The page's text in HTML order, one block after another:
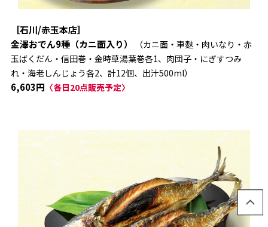
［石川/赤玉本店］
金澤おでん9種（カニ面入り）
（カニ面・車麩・肉いなり・赤
玉ばくだん・信田巻・金時草湯葉巻各1、肉団子・にぎすつみ
れ・海老しんじょう各2、計12個、出汁500ml）
6,603円 〈各日20点販売予定〉